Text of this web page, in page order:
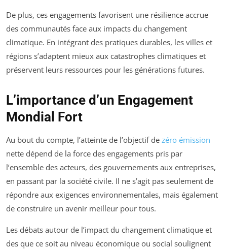
De plus, ces engagements favorisent une résilience accrue
des communautés face aux impacts du changement
climatique. En intégrant des pratiques durables, les villes et
régions s’adaptent mieux aux catastrophes climatiques et
préservent leurs ressources pour les générations futures.
L’importance d’un Engagement
Mondial Fort
Au bout du compte, l’atteinte de l’objectif de zéro émission
nette dépend de la force des engagements pris par
l’ensemble des acteurs, des gouvernements aux entreprises,
en passant par la société civile. Il ne s’agit pas seulement de
répondre aux exigences environnementales, mais également
de construire un avenir meilleur pour tous.
Les débats autour de l’impact du changement climatique et
des que ce soit au niveau économique ou social soulignent